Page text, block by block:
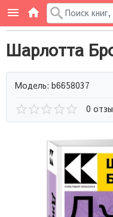
Шарлотта
Модель: b6658037
0